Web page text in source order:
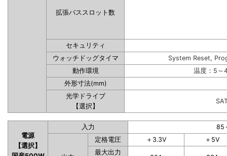
拡張バススロット数
セキュリティ
ウォッチドッグタイマ
System Reset,
動作環境
温度：5～
外形寸法(mm)
光学ドライブ
【選択】
電源
【選択】
入力 85
定格電圧 ＋3.3V
＋5V
最大出力